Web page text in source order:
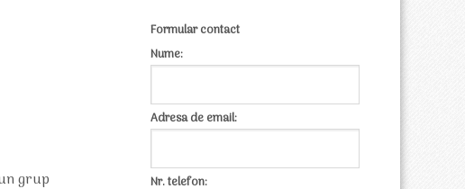
grup
Formular contact
Nume:
Adresa de email:
Nr. telefon: